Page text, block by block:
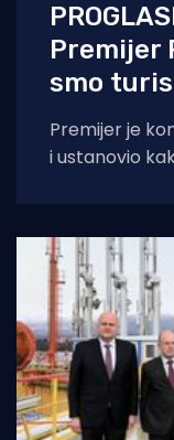
Premijer
smo
Premijer je
i ustanovio